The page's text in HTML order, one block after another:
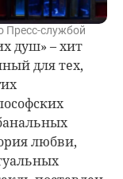
Пресс-службой
душ» – хит
для тех,
любви,